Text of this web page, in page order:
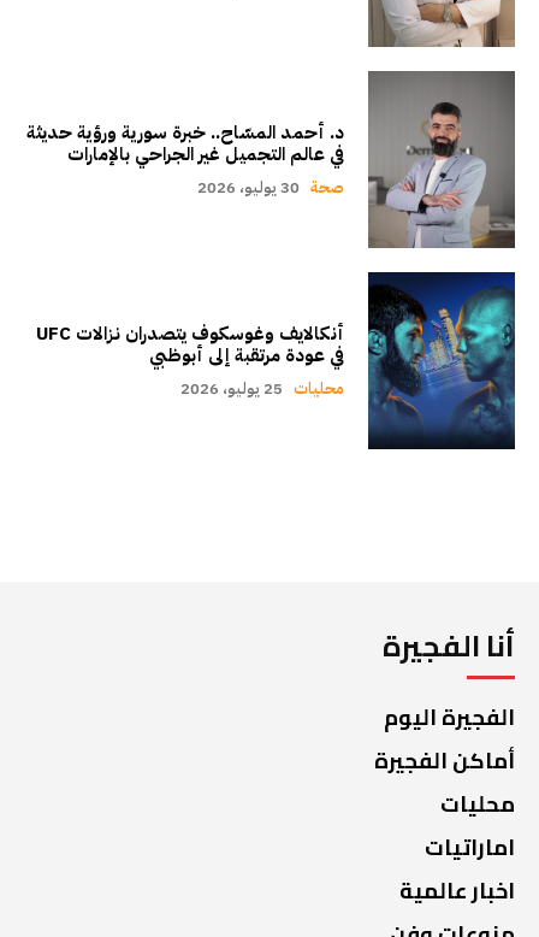
د. أحمد المسّاح.. خبرة سورية ورؤية حديثة
في عالم التجميل غير الجراحي بالإمارات
صحة 30 يوليو، 2026
أنكالايف وغوسكوف يتصدران نزالات UFC
في عودة مرتقبة إلى أبوظبي
محليات 25 يوليو، 2026
أنا الفجيرة
الفجيرة اليوم
أماكن الفجيرة
محليات
اماراتيات
اخبار عالمية